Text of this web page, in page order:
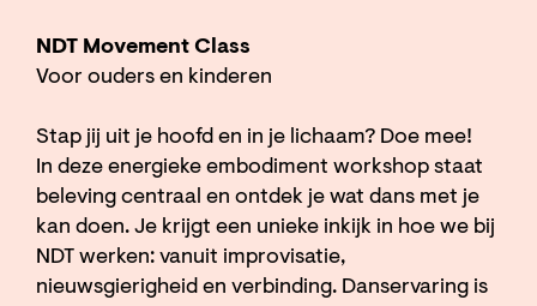
NDT Movement Class
Voor ouders en kinderen
Stap jij uit je hoofd en in je lichaam? Doe mee!
In deze energieke embodiment workshop staat
beleving centraal en ontdek je wat dans met je
kan doen. Je krijgt een unieke inkijk in hoe we bij
NDT werken: vanuit improvisatie,
nieuwsgierigheid en verbinding. Danservaring is